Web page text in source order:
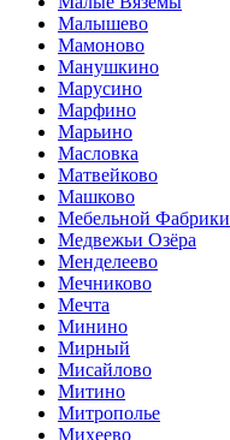
Малышево
Мамоново
Манушкино
Марусино
Марфино
Марьино
Масловка
Матвейково
Машково
Мебельной Фабрики
Медвежьи Озёра
Менделеево
Мечниково
Мечта
Минино
Мирный
Мисайлово
Митино
Митрополье
Михеево